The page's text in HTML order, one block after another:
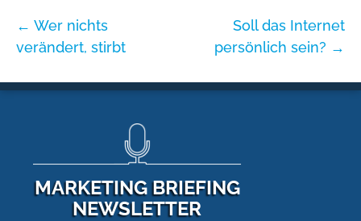
← Wer nichts
verändert, stirbt
Soll das Internet
persönlich sein? →
MARKETING BRIEFING
NEWSLETTER